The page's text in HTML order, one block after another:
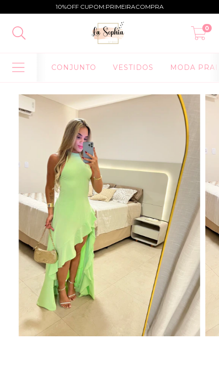
10%OFF CUPOM:PRIMEIRACOMPRA
0
CONJUNTO VESTIDOS MODA